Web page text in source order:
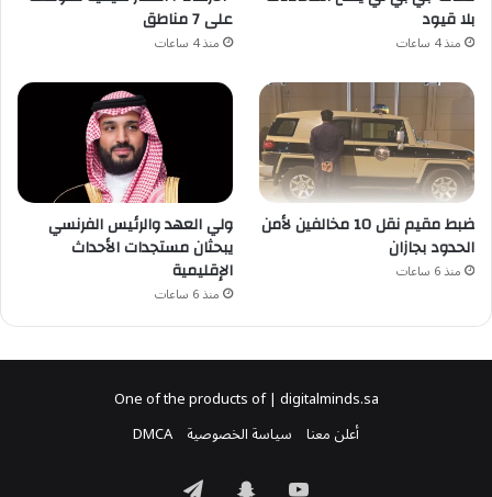
بلا قيود
منذ 4 ساعات
على 7 مناطق
منذ 4 ساعات
ضبط مقيم نقل 10 مخالفين لأمن
الحدود بجازان
منذ 6 ساعات
ولي العهد والرئيس الفرنسي
يبحثان مستجدات الأحداث
الإقليمية
منذ 6 ساعات
One of the products of | digitalminds.sa
أعلن معنا سياسة الخصوصية DMCA
‫YouTubeسنابتيلقرام